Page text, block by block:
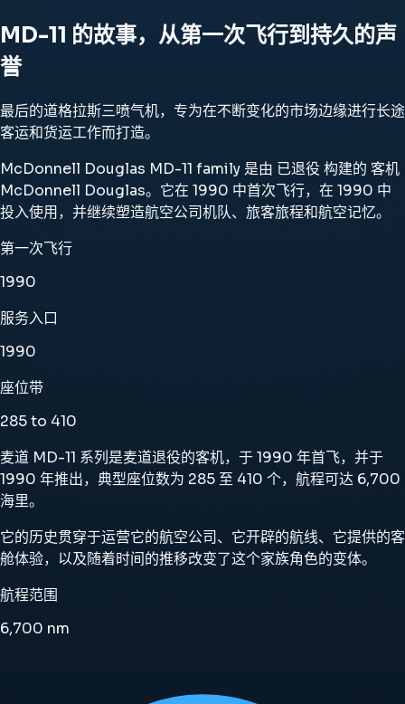
MD-11 的故事，从第一次飞行到持久的声
誉
最后的道格拉斯三喷气机，专为在不断变化的市场边缘进行长途
客运和货运工作而打造。
McDonnell Douglas MD-11 family 是由 已退役 构建的 客机
McDonnell Douglas。它在 1990 中首次飞行，在 1990 中
投入使用，并继续塑造航空公司机队、旅客旅程和航空记忆。
第一次飞行
1990
服务入口
1990
座位带
285 to 410
麦道 MD-11 系列是麦道退役的客机，于 1990 年首飞，并于
1990 年推出，典型座位数为 285 至 410 个，航程可达 6,700
海里。
它的历史贯穿于运营它的航空公司、它开辟的航线、它提供的客
舱体验，以及随着时间的推移改变了这个家族角色的变体。
航程范围
6,700 nm